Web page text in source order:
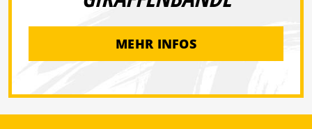
MEHR INFOS